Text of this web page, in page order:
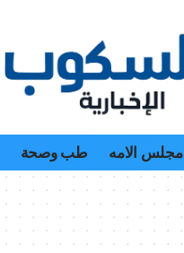
مجلس الامه طب وصحة